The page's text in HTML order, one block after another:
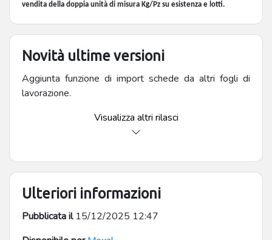
vendita della doppia unità di misura Kg/Pz su esistenza e lotti.
Novità ultime versioni
Aggiunta funzione di import schede da altri fogli di
lavorazione.
Visualizza altri rilasci
Ulteriori informazioni
Pubblicata il15/12/2025 12:47